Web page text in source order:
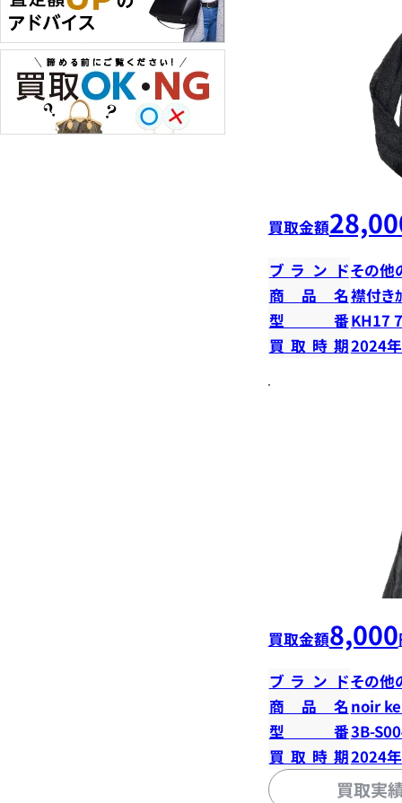
買取金額
ブランドその他
商品名襟付き
型番KH17
買取時期2024
買取金額8,000
ブランドその他
商品名 noir
型番3B-
買取時期2024
買取実